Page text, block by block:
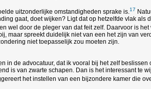
uitzonderlijke omstandigheden sprake is.17
gaat, doet wijken? Ligt dat op hetzelfde vlak
wel door de pleger van dat feit zelf. Daarvoor is
maar spreekt duidelijk niet van een het zijn van
niet toepasselijk zou moeten zijn.
in de advocatuur, dat ik vooral bij het zelf
is van zwarte schapen. Dan is het interessant
het instellen van een bijzondere kamer die